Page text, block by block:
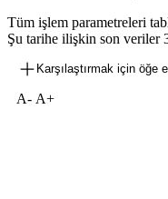
Tüm işlem parametreleri
Şu tarihe ilişkin son veriler
Karşılaştırmak için öğe